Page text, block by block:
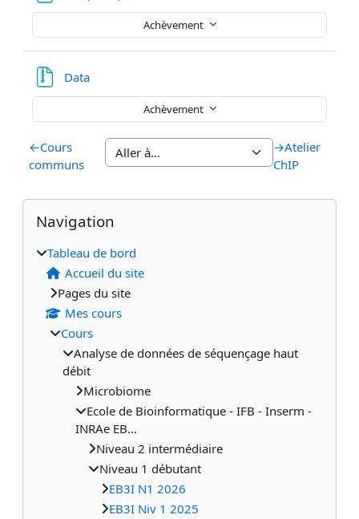
Achèvement
Data
Achèvement
←Cours
communs
→Atelier
ChIP
Blocs
Blocs supplémentaires
Passer Navigation
Navigation
Tableau de bord
Accueil du site
Pages du site
Mes cours
Cours
Analyse de données de séquençage haut
débit
Microbiome
Ecole de Bioinformatique - IFB - Inserm -
INRAe EB...
Niveau 2 intermédiaire
Niveau 1 débutant
EB3I N1 2026
EB3I Niv 1 2025